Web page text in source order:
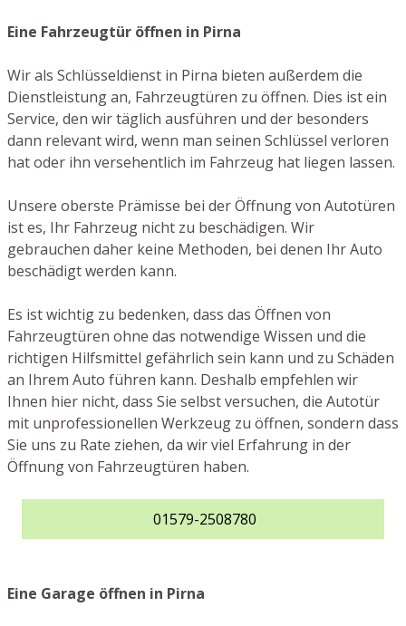
Eine Fahrzeugtür öffnen in Pirna
Wir als Schlüsseldienst in Pirna bieten außerdem die
Dienstleistung an, Fahrzeugtüren zu öffnen. Dies ist ein
Service, den wir täglich ausführen und der besonders
dann relevant wird, wenn man seinen Schlüssel verloren
hat oder ihn versehentlich im Fahrzeug hat liegen lassen.
Unsere oberste Prämisse bei der Öffnung von Autotüren
ist es, Ihr Fahrzeug nicht zu beschädigen. Wir
gebrauchen daher keine Methoden, bei denen Ihr Auto
beschädigt werden kann.
Es ist wichtig zu bedenken, dass das Öffnen von
Fahrzeugtüren ohne das notwendige Wissen und die
richtigen Hilfsmittel gefährlich sein kann und zu Schäden
an Ihrem Auto führen kann. Deshalb empfehlen wir
Ihnen hier nicht, dass Sie selbst versuchen, die Autotür
mit unprofessionellen Werkzeug zu öffnen, sondern dass
Sie uns zu Rate ziehen, da wir viel Erfahrung in der
Öffnung von Fahrzeugtüren haben.
01579-2508780
Eine Garage öffnen in Pirna